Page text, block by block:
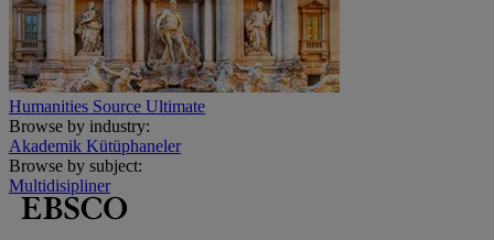
Humanities Source Ultimate
Browse by industry:
Akademik Kütüphaneler
Browse by subject:
Multidisipliner